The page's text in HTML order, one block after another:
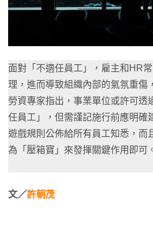
面對「不適任員工」，雇主和HR
理，進而導致組織內部的氣氛重傷
勞資專家指出，事業單位或許可透
任員工」，但需謹記施行前應明確
遊戲規則公佈給所有員工知悉，而
為「壓箱寶」來發揮關鍵作用即可
文／許朝茂